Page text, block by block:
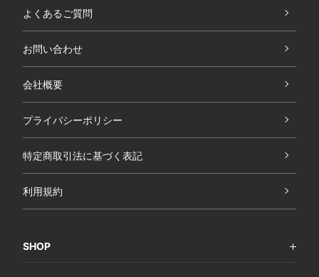
よくあるご質問
お問い合わせ
会社概要
プライバシーポリシー
特定商取引法に基づく表記
利用規約
SHOP